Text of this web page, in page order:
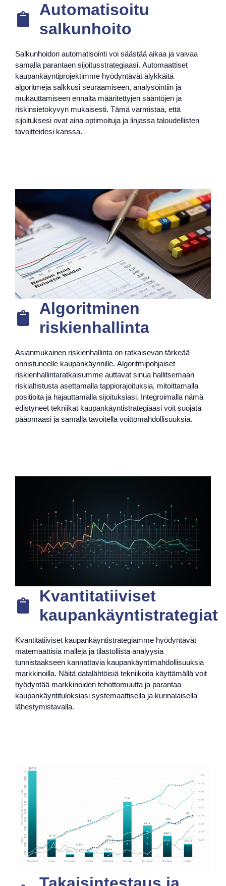
Automatisoitu
salkunhoito
Salkunhoidon automatisointi voi säästää aikaa ja vaivaa
samalla parantaen sijoitusstrategiaasi. Automaattiset
kaupankäyntiprojektimme hyödyntävät älykkäitä
algoritmeja salkkusi seuraamiseen, analysointiin ja
mukauttamiseen ennalta määritettyjen sääntöjen ja
riskinsietokyvyn mukaisesti. Tämä varmistaa, että
sijoituksesi ovat aina optimoituja ja linjassa taloudellisten
tavoitteidesi kanssa.
Algoritminen
riskienhallinta
Asianmukainen riskienhallinta on ratkaisevan tärkeää
onnistuneelle kaupankäynnille. Algoritmipohjaiset
riskienhallintaratkaisumme auttavat sinua hallitsemaan
riskialtistusta asettamalla tappiorajoituksia, mitoittamalla
positioita ja hajauttamalla sijoituksiasi. Integroimalla nämä
edistyneet tekniikat kaupankäyntistrategiaasi voit suojata
pääomaasi ja samalla tavoitella voittomahdollisuuksia.
Kvantitatiiviset
kaupankäyntistrategiat
Kvantitatiiviset kaupankäyntistrategiamme hyödyntävät
matemaattisia malleja ja tilastollista analyysia
tunnistaakseen kannattavia kaupankäyntimahdollisuuksia
markkinoilla. Näitä datalähtöisiä tekniikoita käyttämällä voit
hyödyntää markkinoiden tehottomuutta ja parantaa
kaupankäyntituloksiasi systemaattisella ja kurinalaisella
lähestymistavalla.